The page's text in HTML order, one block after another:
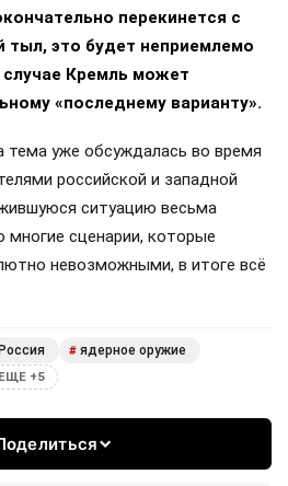
перекинется с
тыл, это будет неприемлемо
Кремль может
«последнему варианту».
уже обсуждалась во время
российской и западной
ситуацию весьма
многие сценарии, которые
невозможными, в итоге всё
Россия # ядерное оружие
ЕЩЕ +5